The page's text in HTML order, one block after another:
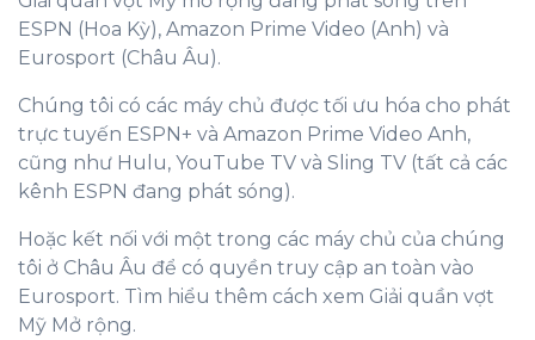
ESPN (Hoa Kỳ), Amazon Prime Video (Anh) và
Eurosport (Châu Âu).
Chúng tôi có các máy chủ được tối ưu hóa cho phát
trực tuyến ESPN+ và Amazon Prime Video Anh,
cũng như Hulu, YouTube TV và Sling TV (tất cả các
kênh ESPN đang phát sóng).
Hoặc kết nối với một trong các máy chủ của chúng
tôi ở Châu Âu để có quyền truy cập an toàn vào
Eurosport. Tìm hiểu thêm cách xem Giải quần vợt
Mỹ Mở rộng.